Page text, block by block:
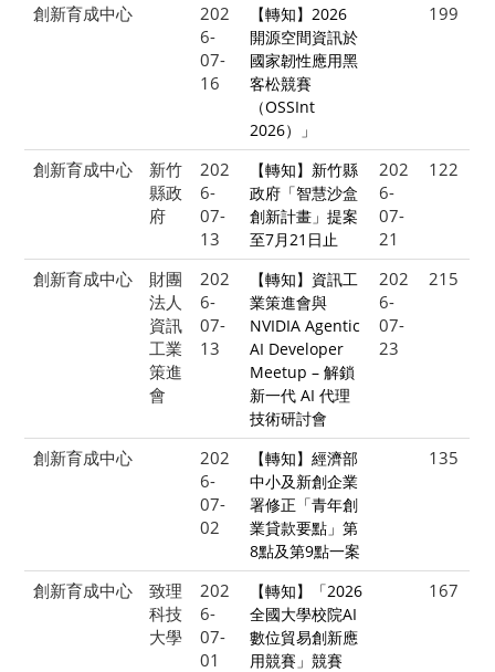
創新育成中心
202
6-
07-
16
【轉知】2026
開源空間資訊於
國家韌性應用黑
客松競賽
（OSSInt
2026）」
199
創新育成中心
新竹
縣政
府
202
6-
07-
13
【轉知】新竹縣
政府「智慧沙盒
創新計畫」提案
至7月21日止
202
6-
07-
21
122
創新育成中心
財團
法人
資訊
工業
策進
會
202
6-
07-
13
【轉知】資訊工
業策進會與
NVIDIA Agentic
AI Developer
Meetup – 解鎖
新一代 AI 代理
技術研討會
202
6-
07-
23
215
創新育成中心
202
6-
07-
02
【轉知】經濟部
中小及新創企業
署修正「青年創
業貸款要點」第
8點及第9點一案
135
創新育成中心
致理
科技
大學
202
6-
07-
01
【轉知】「2026
全國大學校院AI
數位貿易創新應
用競賽」競賽
167